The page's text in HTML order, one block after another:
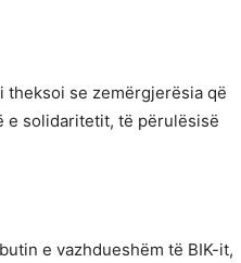
theksoi se zemërgjerësia që
e solidaritetit, të përulësisë
e vazhdueshëm të BIK-it,